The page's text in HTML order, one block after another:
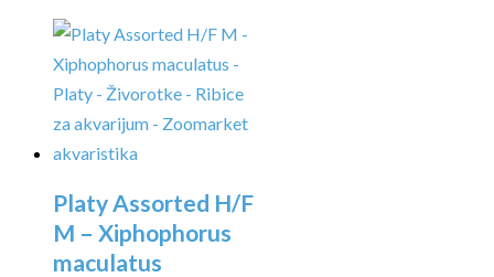
Platy Assorted H/F
M – Xiphophorus
maculatus